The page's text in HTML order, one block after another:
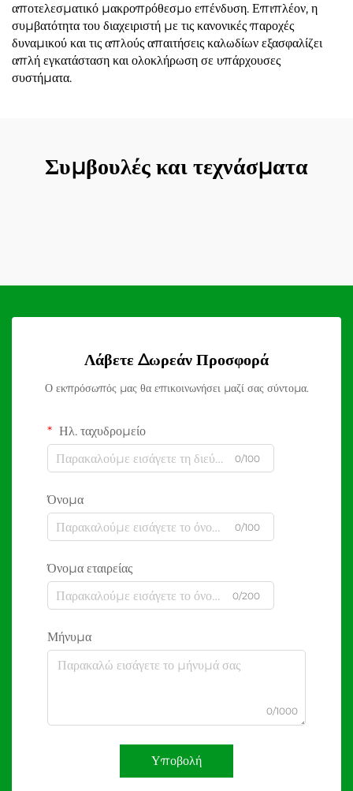
αποτελεσματικό μακροπρόθεσμο επένδυση. Επιπλέον, η
συμβατότητα του διαχειριστή με τις κανονικές παροχές
δυναμικού και τις απλούς απαιτήσεις καλωδίων εξασφαλίζει
απλή εγκατάσταση και ολοκλήρωση σε υπάρχουσες
συστήματα.
Συμβουλές και τεχνάσματα
Λάβετε Δωρεάν Προσφορά
Ο εκπρόσωπός μας θα επικοινωνήσει μαζί σας σύντομα.
Ηλ. ταχυδρομείο
0/100
Όνομα
0/100
Όνομα εταιρείας
0/200
Μήνυμα
0/1000
Υποβολή